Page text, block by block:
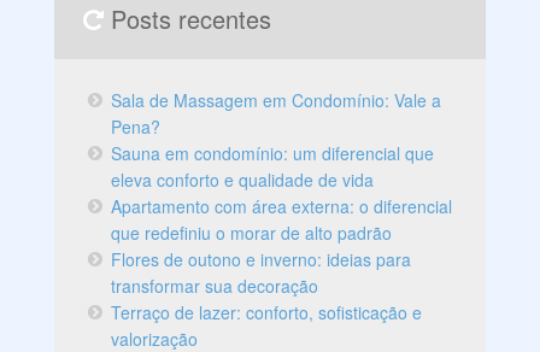
Posts recentes
Sala de Massagem em Condomínio: Vale a
Pena?
Sauna em condomínio: um diferencial que
eleva conforto e qualidade de vida
Apartamento com área externa: o diferencial
que redefiniu o morar de alto padrão
Flores de outono e inverno: ideias para
transformar sua decoração
Terraço de lazer: conforto, sofisticação e
valorização